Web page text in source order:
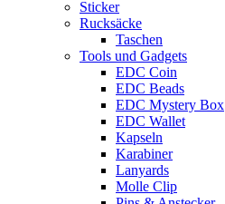
Sticker
Rucksäcke
Taschen
Tools und Gadgets
EDC Coin
EDC Beads
EDC Mystery Box
EDC Wallet
Kapseln
Karabiner
Lanyards
Molle Clip